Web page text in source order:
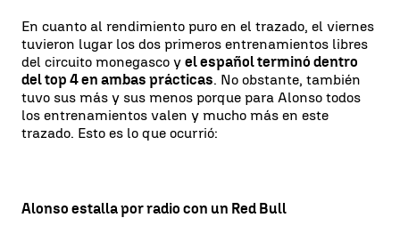
En cuanto al rendimiento puro en el trazado, el viernes
tuvieron lugar los dos primeros entrenamientos libres
del circuito monegasco y el español terminó dentro
del top 4 en ambas prácticas. No obstante, también
tuvo sus más y sus menos porque para Alonso todos
los entrenamientos valen y mucho más en este
trazado. Esto es lo que ocurrió:
Alonso estalla por radio con un Red Bull